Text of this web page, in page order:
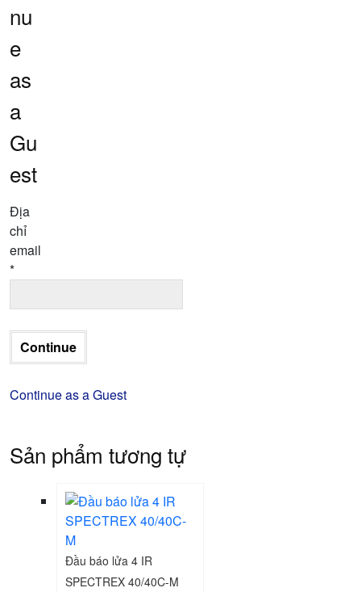
nu
e
as
a
Gu
est
Địa
chỉ
email
*
Continue as a Guest
Sản phẩm tương tự
Đầu báo lửa 4 IR
SPECTREX 40/40C-M